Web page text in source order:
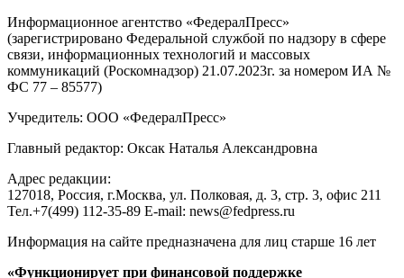
Информационное агентство «ФедералПресс»
(зарегистрировано Федеральной службой по надзору в сфере
связи, информационных технологий и массовых
коммуникаций (Роскомнадзор) 21.07.2023г. за номером ИА №
ФС 77 – 85577)
Учредитель: ООО «ФедералПресс»
Главный редактор: Оксак Наталья Александровна
Адрес редакции:
127018, Россия, г.Москва, ул. Полковая, д. 3, стр. 3, офис 211
Тел.+7(499) 112-35-89 E-mail: news@fedpress.ru
Информация на сайте предназначена для лиц старше 16 лет
«Функционирует при финансовой поддержке